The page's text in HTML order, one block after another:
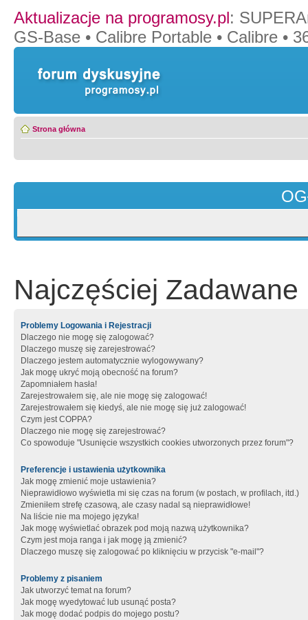
Aktualizacje na programosy.pl:
GS-Base • Calibre Portable • Calibre •
Strona główna
Najczęściej Zadawane
Problemy Logowania i Rejestracji
Dlaczego nie mogę się zalogować?
Dlaczego muszę się zarejestrować?
Dlaczego jestem automatycznie wylogowywany?
Jak mogę ukryć moją obecność na forum?
Zapomniałem hasła!
Zarejestrowałem się, ale nie mogę się zalogować!
Zarejestrowałem się kiedyś, ale nie mogę się już zalogować!
Czym jest COPPA?
Dlaczego nie mogę się zarejestrować?
Co spowoduje "Usunięcie wszystkich cookies utworzonych przez forum"?
Preferencje i ustawienia użytkownika
Jak mogę zmienić moje ustawienia?
Nieprawidłowo wyświetla mi się czas na forum (w postach, w profilach, itd.)
Zmieniłem strefę czasową, ale czasy nadal są nieprawidłowe!
Na liście nie ma mojego języka!
Jak mogę wyświetlać obrazek pod moją nazwą użytkownika?
Czym jest moja ranga i jak mogę ją zmienić?
Dlaczego muszę się zalogować po kliknięciu w przycisk "e-mail"?
Problemy z pisaniem
Jak utworzyć temat na forum?
Jak mogę wyedytować lub usunąć posta?
Jak mogę dodać podpis do mojego postu?